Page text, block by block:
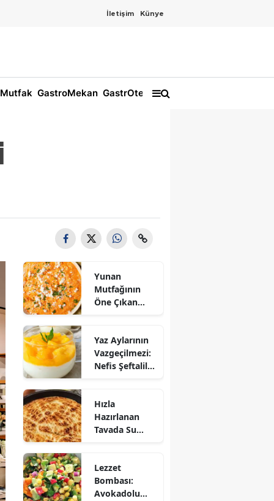
İletişim Künye
GastroMekan GastrOtel
Yunan
Mutfağının
Öne Çıkan
Nasıl Yapılır?
Yaz Aylarının
Vazgeçilmezi:
Nefis Şeftalili
Hızla
Hazırlanan
Tavada Su
Sofralarınıza
Lezzet Katın!
Lezzet
Bombası:
Avokadolu